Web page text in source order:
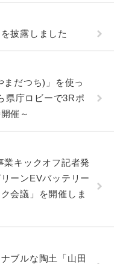
披露しました
だつち)」を使っ
県庁ロビーで3Rポ
催～
業キックオフ記者発
ーンEVバッテリー
会議」を開催しま
ブルな陶土「山田